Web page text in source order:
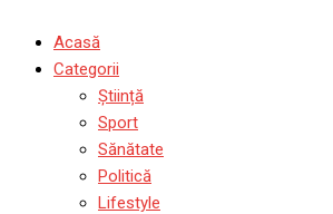
Acasă
Categorii
Știință
Sport
Sănătate
Politică
Lifestyle